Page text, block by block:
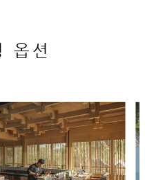
옵션